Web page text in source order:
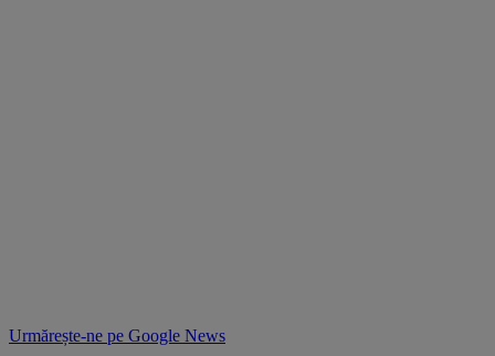
Urmărește-ne pe Google News